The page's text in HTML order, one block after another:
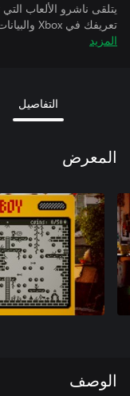
يتلقى ناشرو الألعاب
تعريفك في Xbox والبيانات المقترنة بينما تمارس الألعاب.
المزيد
التفاصيل
المعرض
الوصف